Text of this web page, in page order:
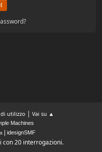
utilizzo | Vai su ▲
Machines
| idesignSMF
con 20 interrogazioni.